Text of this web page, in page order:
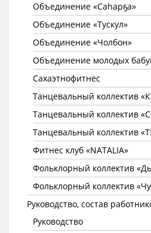
Объединение «Саhарҕа»
Объединение «Тускул»
Объединение «Чолбон»
Объединение молодых
Сахаэтнофитнес
Танцевальный коллектив
Танцевальный коллектив
Танцевальный коллектив
Фитнес клуб «NATALIA»
Фольклорный коллектив
Фольклорный коллектив
Руководство, состав
Руководство